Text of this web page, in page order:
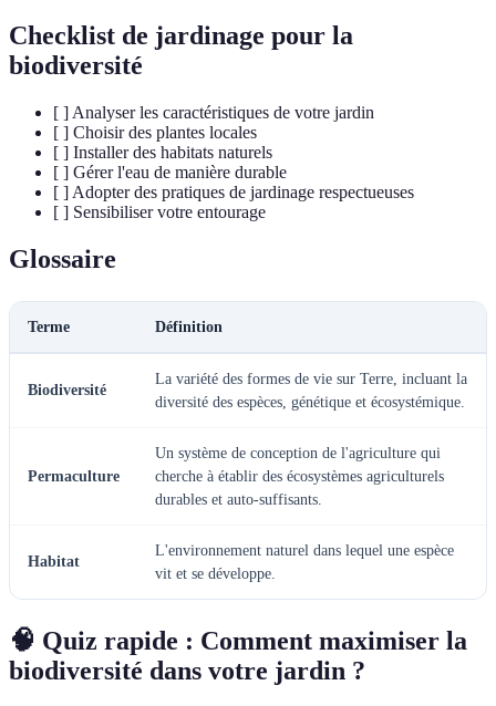
Checklist de jardinage pour la
biodiversité
[ ] Analyser les caractéristiques de votre jardin
[ ] Choisir des plantes locales
[ ] Installer des habitats naturels
[ ] Gérer l'eau de manière durable
[ ] Adopter des pratiques de jardinage respectueuses
[ ] Sensibiliser votre entourage
Glossaire
Terme Définition
Biodiversité
La variété des formes de vie sur Terre, incluant la
diversité des espèces, génétique et écosystémique.
Permaculture
Un système de conception de l'agriculture qui
cherche à établir des écosystèmes agriculturels
durables et auto-suffisants.
Habitat
L'environnement naturel dans lequel une espèce
vit et se développe.
🧠 Quiz rapide : Comment maximiser la
biodiversité dans votre jardin ?